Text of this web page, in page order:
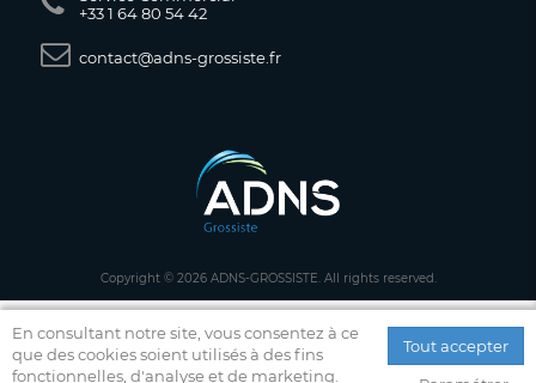
+33 1 64 80 54 42
contact@adns-grossiste.fr
En consultant notre site, vous consentez à ce
que des cookies soient utilisés à des fins
fonctionnelles, d'analyse et de marketing.
Tout accepter
Copyright © 2026 ADNS-GROSSISTE. All rights reserved.